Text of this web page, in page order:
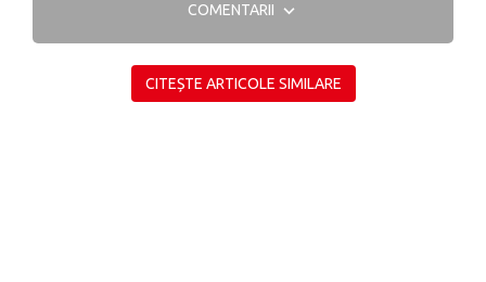
COMENTARII
CITEȘTE ARTICOLE SIMILARE